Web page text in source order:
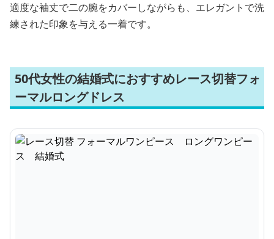
適度な袖丈で二の腕をカバーしながらも、エレガントで洗
練された印象を与える一着です。
50代女性の結婚式におすすめレース切替フォ
ーマルロングドレス